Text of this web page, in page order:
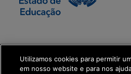
Executiva de
Transformação Digital
Utilizamos cookies para permitir
em nosso website e para nos